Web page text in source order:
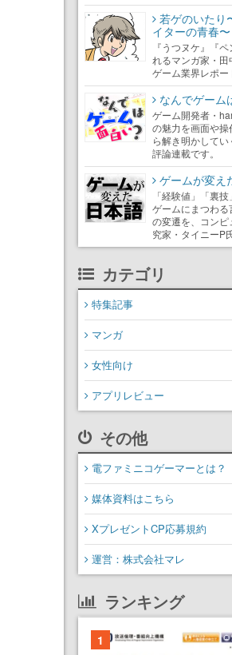
若ゲのいたり
イターの青春〜
『うつヌケ』『
れるマンガ家・
ゲーム業界レポー
なんでゲーム
ゲーム開発者・
の魅力を画面や
ら解き明かして
評論連載です。
ゲームが変え
「経験値」「裏
ゲームにまつわ
の変遷を、コン
究家・タイニーP
カテゴリ
特集記事
マンガ
女性向け
アプリレビュー
その他
電ファミニコゲーマーとは？
媒体資料はこちら
XプレゼントCP応募規約
運営：株式会社マレ
ランキング
1